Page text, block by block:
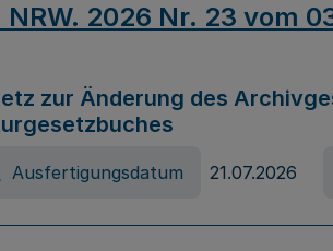
NRW. 2026 Nr. 23 vom
zur Änderung des
Ausfertigungsdatum 21.07.2026